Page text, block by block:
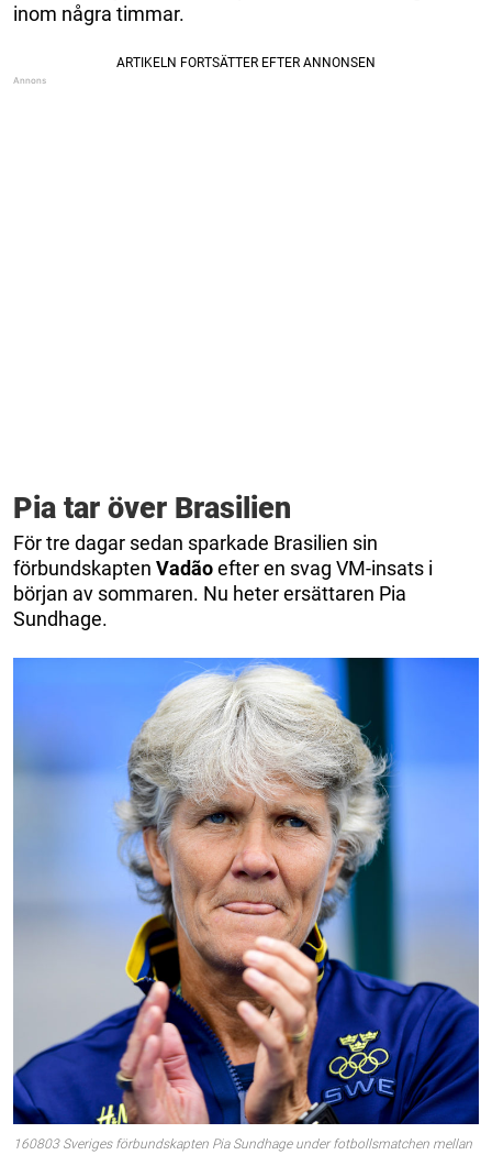
inom några timmar.
Pia tar över Brasilien
För tre dagar sedan sparkade Brasilien sin
förbundskapten Vadãoefter en svag VM-insats i
början av sommaren. Nu heter ersättaren Pia
Sundhage.
160803 Sveriges förbundskapten Pia Sundhage under fotbollsmatchen mellan